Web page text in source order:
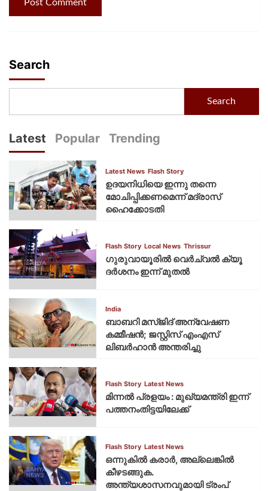
Search
Search
Latest Popular Trending
Latest News Flash Story
ഉദയനിധിയെ ഇന്നു തന്നെ
മോചിപ്പിക്കണമെന്ന് മദ്രാസ്
ഹൈക്കോടതി
Flash Story Local News Thrissur
ഗുരുവായൂരില്‍ വെര്‍ച്വല്‍ ക്യൂ
ദര്‍ശനം ഇന്ന് മുതല്‍
India
ബാബറി മസ്ജിദ് അന്വേഷണ
കമ്മീഷന്‍; ജസ്റ്റിസ് എംഎസ്
ലിബര്‍ഹാന്‍ അന്തരിച്ചു
Flash Story Latest News
മിന്നല്‍ പ്രളയം : മുഖ്യമന്ത്രി ഇന്ന്
പത്തനംതിട്ടയിലേക്ക്
Flash Story Latest News
ഒന്നുകില്‍ കരാര്‍, അല്ലെങ്കില്‍
കീഴടങ്ങുക.
അന്ത്യശാസനവുമായി ട്രംപ്